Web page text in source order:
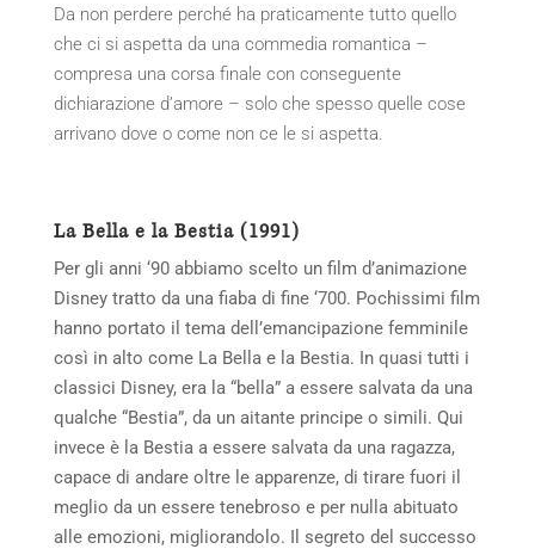
Da non perdere perché ha praticamente tutto quello
che ci si aspetta da una commedia romantica –
compresa una corsa finale con conseguente
dichiarazione d’amore – solo che spesso quelle cose
arrivano dove o come non ce le si aspetta.
La Bella e la Bestia (1991)
Per gli anni ‘90 abbiamo scelto un film d’animazione
Disney tratto da una fiaba di fine ‘700. Pochissimi film
hanno portato il tema dell’emancipazione femminile
così in alto come La Bella e la Bestia. In quasi tutti i
classici Disney, era la “bella” a essere salvata da una
qualche “Bestia”, da un aitante principe o simili. Qui
invece è la Bestia a essere salvata da una ragazza,
capace di andare oltre le apparenze, di tirare fuori il
meglio da un essere tenebroso e per nulla abituato
alle emozioni, migliorandolo. Il segreto del successo